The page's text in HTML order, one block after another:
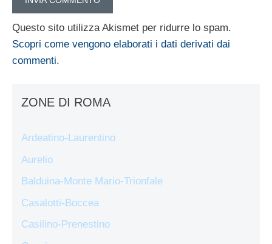
Questo sito utilizza Akismet per ridurre lo spam.
Scopri come vengono elaborati i dati derivati dai
commenti.
ZONE DI ROMA
Ardeatino-Laurentino
Aurelio
Balduina-Monte Mario-Trionfale
Casalotti-Boccea
Casilino-Prenestino